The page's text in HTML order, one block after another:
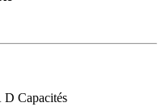
D Capacités